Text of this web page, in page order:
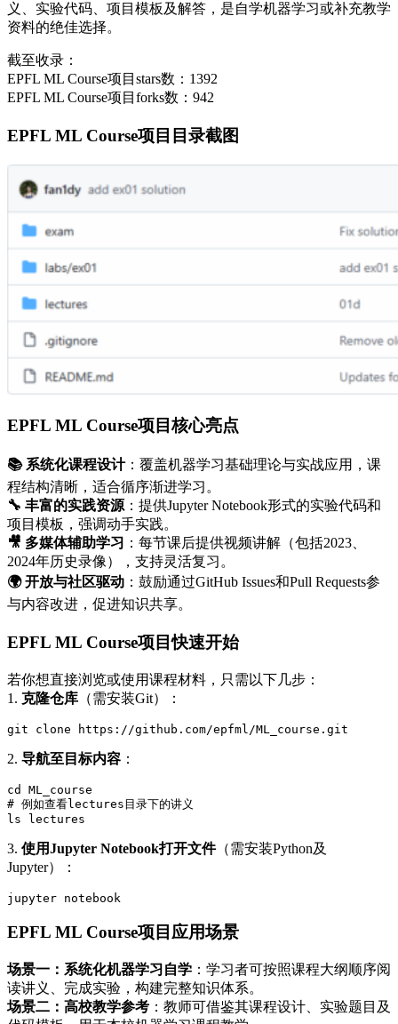
义、实验代码、项目模板及解答，是自学机器学习或补充教学
资料的绝佳选择。
截至收录：
EPFL ML Course项目stars数：1392
EPFL ML Course项目forks数：942
EPFL ML Course项目目录截图
EPFL ML Course项目核心亮点
📚 系统化课程设计：覆盖机器学习基础理论与实战应用，课
程结构清晰，适合循序渐进学习。
🔧 丰富的实践资源 ：提供Jupyter Notebook形式的实验代码和
项目模板，强调动手实践。
🎥 多媒体辅助学习 ：每节课后提供视频讲解（包括2023、
2024年历史录像），支持灵活复习。
🌍 开放与社区驱动 ：鼓励通过GitHub Issues和Pull Requests参
与内容改进，促进知识共享。
EPFL ML Course项目快速开始
若你想直接浏览或使用课程材料，只需以下几步：
1. 克隆仓库 （需安装Git）：
git clone https://github.com/epfml/ML_course.git
2. 导航至目标内容 ：
cd ML_course
# 例如查看lectures目录下的讲义
ls lectures
3. 使用Jupyter Notebook打开文件（需安装Python及
Jupyter）：
jupyter notebook
EPFL ML Course项目应用场景
场景一：系统化机器学习自学 ：学习者可按照课程大纲顺序阅
读讲义、完成实验，构建完整知识体系。
场景二：高校教学参考 ：教师可借鉴其课程设计、实验题目及